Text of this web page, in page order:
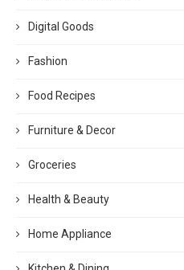
Digital Goods
Fashion
Food Recipes
Furniture & Decor
Groceries
Health & Beauty
Home Appliance